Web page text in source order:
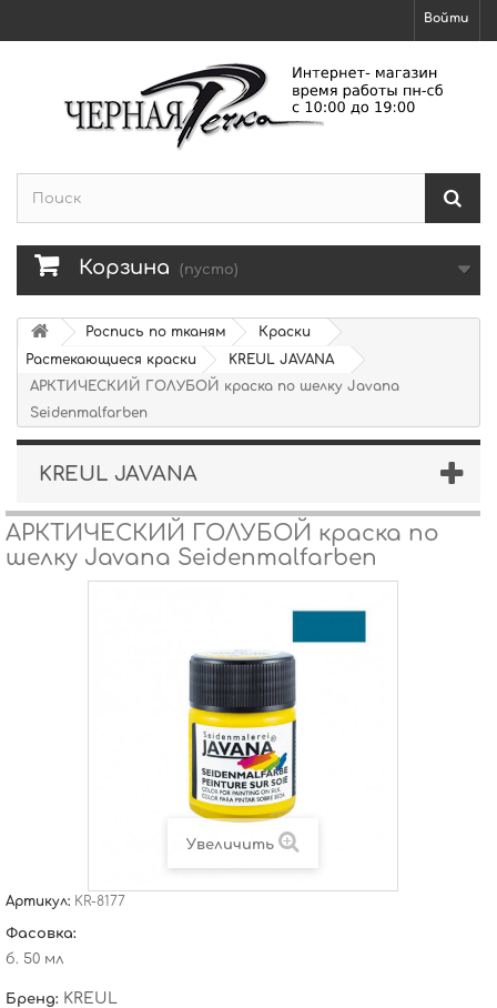
Войти
Корзина (пусто)
Роспись по тканям
Краски
Растекающиеся краски
KREUL JAVANA
АРКТИЧЕСКИЙ ГОЛУБОЙ краска по шелку Javana
Seidenmalfarben
KREUL JAVANA
АРКТИЧЕСКИЙ ГОЛУБОЙ краска по
шелку Javana Seidenmalfarben
Увеличить
Артикул: KR-8177
Фасовка:
б. 50 мл
Бренд: KREUL